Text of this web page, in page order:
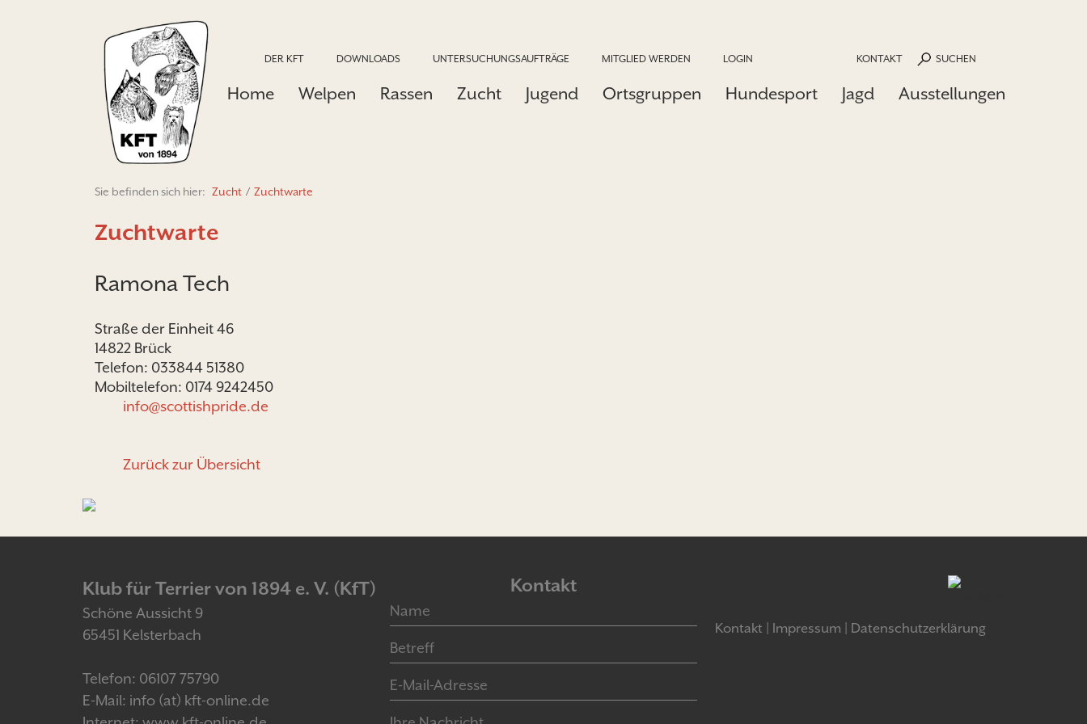
DER KFT DOWNLOADS UNTERSUCHUNGSAUFTRÄGE MITGLIED WERDEN LOGIN SUCHEN
KONTAKT
Home Welpen Rassen Zucht Jugend Ortsgruppen Hundesport Jagd Ausstellungen
Sie befinden sich hier: Zucht / Zuchtwarte
Zuchtwarte
Ramona Tech
Straße der Einheit 46
14822 Brück
Telefon: 033844 51380
Mobiltelefon: 0174 9242450
info@scottishpride.de
Zurück zur Übersicht
Klub für Terrier von 1894 e. V. (KfT)
Schöne Aussicht 9
65451 Kelsterbach
Telefon: 06107 75790
E-Mail: info (at) kft-online.de
Kontakt
Kontakt Impressum Datenschutzerklärung